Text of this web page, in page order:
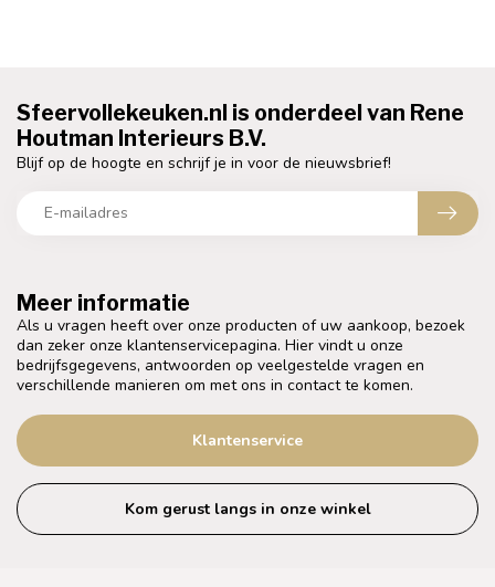
Meer informatie
Als u vragen heeft over onze producten of uw aankoop, bezoek
dan zeker onze klantenservicepagina. Hier vindt u onze
bedrijfsgegevens, antwoorden op veelgestelde vragen en
verschillende manieren om met ons in contact te komen.
Klantenservice
Kom gerust langs in onze winkel
Sfeervollekeuken.nl is onderdeel van Rene
Houtman Interieurs B.V.
Blijf op de hoogte en schrijf je in voor de nieuwsbrief!